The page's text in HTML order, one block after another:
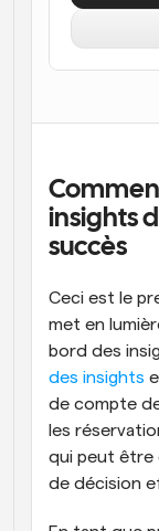
Flux de
Restez à
Réunions
personnes
Webhooks
Soyez
insights
succès
Ceci est le
met en
bord des
des insights
de compte
les
qui peut être
de décision